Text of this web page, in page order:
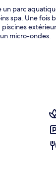
un parc
spa. Une
micro-ondes.